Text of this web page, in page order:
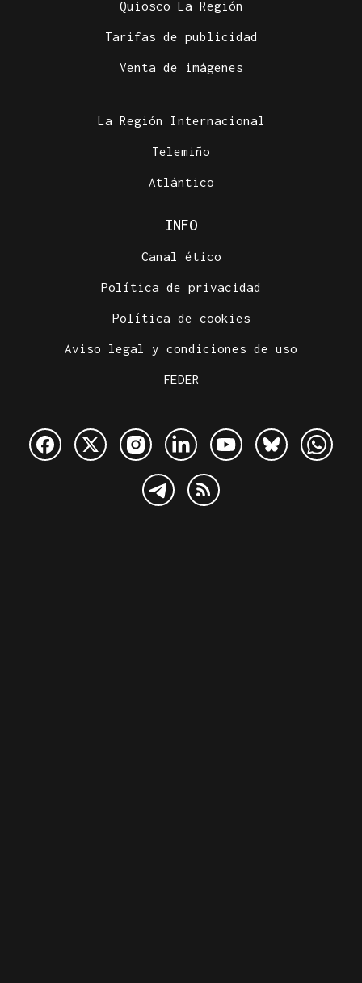
Quiosco La Región
Tarifas de publicidad
Venta de imágenes
La Región Internacional
Telemiño
Atlántico
INFO
Canal ético
Política de privacidad
Política de cookies
Aviso legal y condiciones de uso
FEDER